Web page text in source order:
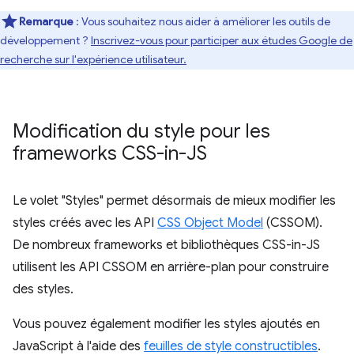
Remarque : Vous souhaitez nous aider à améliorer les outils de
développement ? Inscrivez-vous pour participer aux études Google de
recherche sur l'expérience utilisateur.
Modification du style pour les
frameworks CSS-in-JS
Le volet "Styles" permet désormais de mieux modifier les
styles créés avec les API CSS Object Model (CSSOM).
De nombreux frameworks et bibliothèques CSS-in-JS
utilisent les API CSSOM en arrière-plan pour construire
des styles.
Vous pouvez également modifier les styles ajoutés en
JavaScript à l'aide des feuilles de style constructibles.